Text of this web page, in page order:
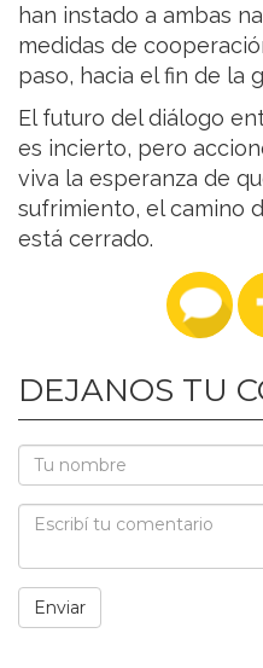
han instado a ambas
medidas de
paso, hacia el fin de la
El futuro del diálogo
es incierto, pero
viva la esperanza de
sufrimiento, el camino
está cerrado.
DEJANOS TU